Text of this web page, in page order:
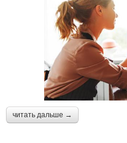
читать дальше →